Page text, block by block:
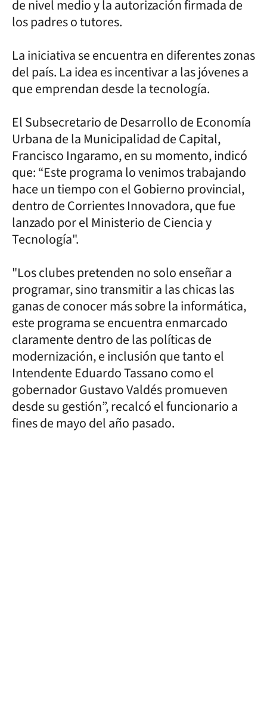
de nivel medio y la autorización firmada de
los padres o tutores.
La iniciativa se encuentra en diferentes zonas
del país. La idea es incentivar a las jóvenes a
que emprendan desde la tecnología.
El Subsecretario de Desarrollo de Economía
Urbana de la Municipalidad de Capital,
Francisco Ingaramo, en su momento, indicó
que: “Este programa lo venimos trabajando
hace un tiempo con el Gobierno provincial,
dentro de Corrientes Innovadora, que fue
lanzado por el Ministerio de Ciencia y
Tecnología".
"Los clubes pretenden no solo enseñar a
programar, sino transmitir a las chicas las
ganas de conocer más sobre la informática,
este programa se encuentra enmarcado
claramente dentro de las políticas de
modernización, e inclusión que tanto el
Intendente Eduardo Tassano como el
gobernador Gustavo Valdés promueven
desde su gestión”, recalcó el funcionario a
fines de mayo del año pasado.